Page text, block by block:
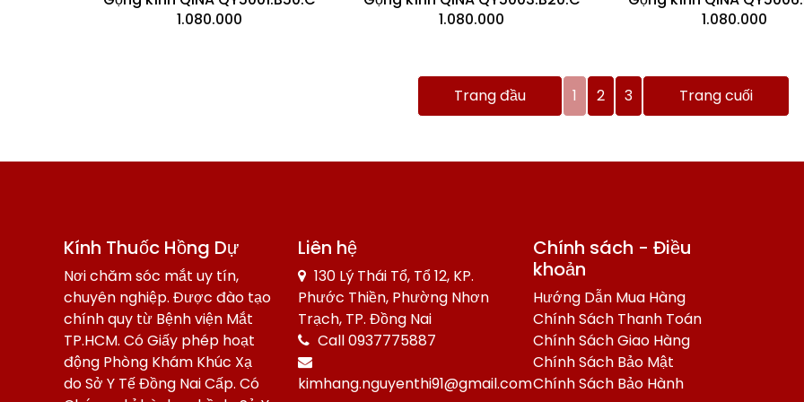
1.080.000
1.080.000
1.080.000
Trang đầu 1 2 3 Trang cuối
Kính Thuốc Hồng Dự
Nơi chăm sóc mắt uy tín,
chuyên nghiệp. Được đào tạo
chính quy từ Bệnh viện Mắt
TP.HCM. Có Giấy phép hoạt
động Phòng Khám Khúc Xạ
do Sở Y Tế Đồng Nai Cấp. Có
Liên hệ
130 Lý Thái Tổ, Tổ 12, KP.
Phước Thiền, Phường Nhơn
Trạch, TP. Đồng Nai
Call 0937775887
kimhang.nguyenthi91@gmail.com
Chính sách - Điều
khoản
Hướng Dẫn Mua Hàng
Chính Sách Thanh Toán
Chính Sách Giao Hàng
Chính Sách Bảo Mật
Chính Sách Bảo Hành